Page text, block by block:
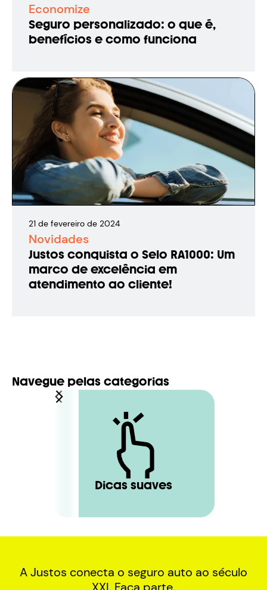
Economize
Seguro personalizado: o que é,
benefícios e como funciona
21 de fevereiro de 2024
Novidades
Justos conquista o Selo RA1000: Um
marco de excelência em
atendimento ao cliente!
Navegue pelas categorias
Dicas suaves
A Justos conecta o seguro auto ao século